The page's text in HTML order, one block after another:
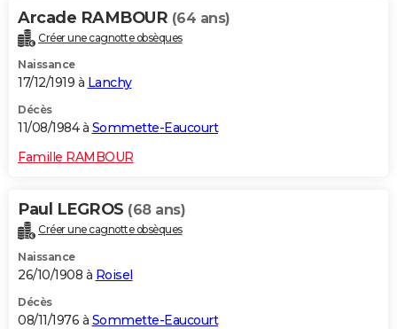
Arcade RAMBOUR (64 ans)
Créer une cagnotte obsèques
Naissance
17/12/1919 à Lanchy
Décès
11/08/1984 à Sommette-Eaucourt
Famille RAMBOUR
Paul LEGROS (68 ans)
Créer une cagnotte obsèques
Naissance
26/10/1908 à Roisel
Décès
08/11/1976 à Sommette-Eaucourt